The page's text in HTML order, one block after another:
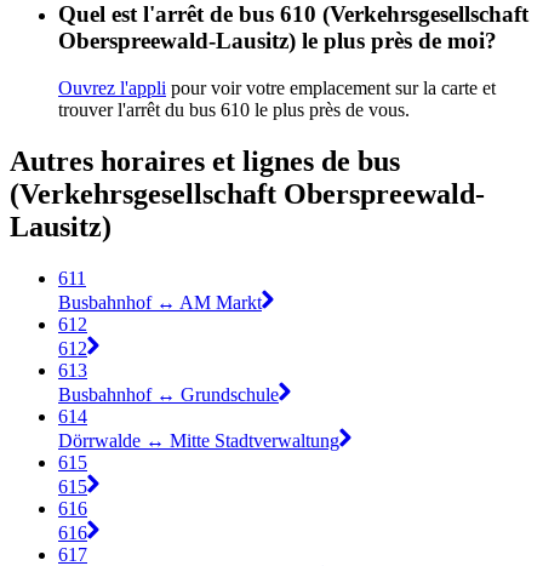
Quel est l'arrêt de bus 610 (Verkehrsgesellschaft
Oberspreewald-Lausitz) le plus près de moi?
Ouvrez l'appli pour voir votre emplacement sur la carte et
trouver l'arrêt du bus 610 le plus près de vous.
Autres horaires et lignes de bus
(Verkehrsgesellschaft Oberspreewald-
Lausitz)
611
Busbahnhof ↔︎ AM Markt
612
612
613
Busbahnhof ↔︎ Grundschule
614
Dörrwalde ↔︎ Mitte Stadtverwaltung
615
615
616
616
617